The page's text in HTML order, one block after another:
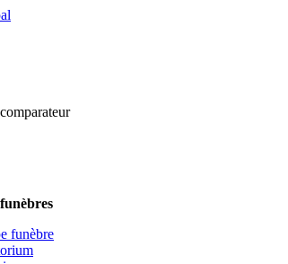
funèbre